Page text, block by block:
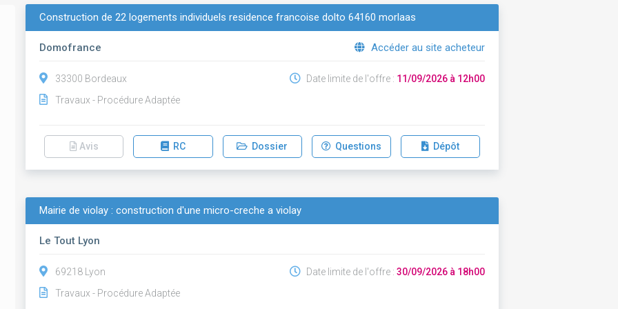
Construction de 22 logements individuels residence francoise dolto 64160 morlaas
Domofrance Accéder au site acheteur
33300 Bordeaux
Travaux - Procédure Adaptée
Date limite de l'offre : 11/09/2026 à 12h00
Avis RC Dossier Questions Dépôt
Mairie de violay : construction d'une micro-creche a violay
Le Tout Lyon
69218 Lyon
Travaux - Procédure Adaptée
Date limite de l'offre : 30/09/2026 à 18h00